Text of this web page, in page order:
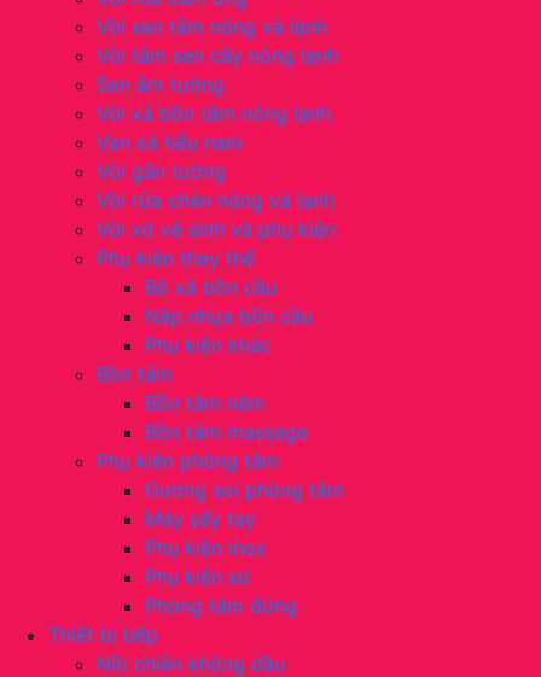
Vòi sen tắm nóng và lạnh
Vòi tắm sen cây nóng lạnh
Sen âm tường
Vòi xả bồn tắm nóng lạnh
Van xả tiểu nam
Vòi gắn tường
Vòi rửa chén nóng và lạnh
Vòi xịt vệ sinh và phụ kiện
Phụ kiện thay thế
Bộ xả bồn cầu
Nắp nhựa bồn cầu
Phụ kiện khác
Bồn tắm
Bồn tắm nằm
Bồn tắm massage
Phụ kiện phòng tắm
Gương soi phòng tắm
Máy sấy tay
Phụ kiện inox
Phụ kiện sứ
Phòng tắm đứng
Thiết bị bếp
Nồi chiên không dầu